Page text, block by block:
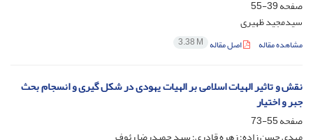
صفحه39-55
سیدمجید ظهیری
مشاهده مقاله اصل مقاله 3.38 M
نقش و تاثیر الهیات اسلامی بر الهیات یهودی در شکل گیری و انسجام بحث
جبر و اختیار
صفحه55-73